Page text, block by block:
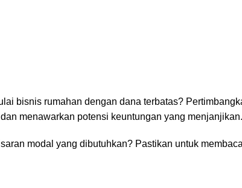
bisnis rumahan dengan dana terbatas?
menawarkan potensi keuntungan yang menjanjikan.
modal yang dibutuhkan? Pastikan untuk